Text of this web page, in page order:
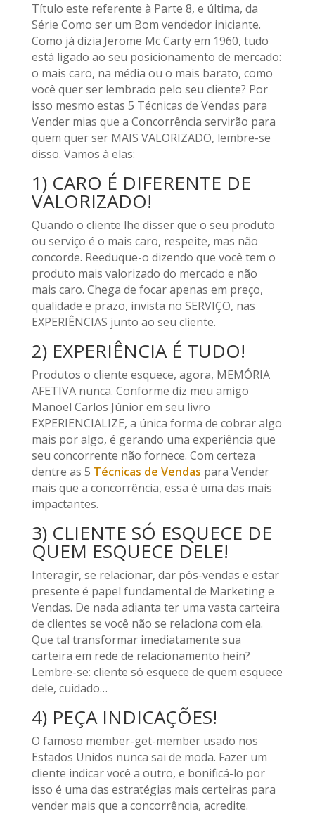
Título este referente à Parte 8, e última, da
Série Como ser um Bom vendedor iniciante.
Como já dizia Jerome Mc Carty em 1960, tudo
está ligado ao seu posicionamento de mercado:
o mais caro, na média ou o mais barato, como
você quer ser lembrado pelo seu cliente? Por
isso mesmo estas 5 Técnicas de Vendas para
Vender mias que a Concorrência servirão para
quem quer ser MAIS VALORIZADO, lembre-se
disso. Vamos à elas:
1) CARO É DIFERENTE DE
VALORIZADO!
Quando o cliente lhe disser que o seu produto
ou serviço é o mais caro, respeite, mas não
concorde. Reeduque-o dizendo que você tem o
produto mais valorizado do mercado e não
mais caro. Chega de focar apenas em preço,
qualidade e prazo, invista no SERVIÇO, nas
EXPERIÊNCIAS junto ao seu cliente.
2) EXPERIÊNCIA É TUDO!
Produtos o cliente esquece, agora, MEMÓRIA
AFETIVA nunca. Conforme diz meu amigo
Manoel Carlos Júnior em seu livro
EXPERIENCIALIZE, a única forma de cobrar algo
mais por algo, é gerando uma experiência que
seu concorrente não fornece. Com certeza
dentre as 5 Técnicas de Vendas para Vender
mais que a concorrência, essa é uma das mais
impactantes.
3) CLIENTE SÓ ESQUECE DE
QUEM ESQUECE DELE!
Interagir, se relacionar, dar pós-vendas e estar
presente é papel fundamental de Marketing e
Vendas. De nada adianta ter uma vasta carteira
de clientes se você não se relaciona com ela.
Que tal transformar imediatamente sua
carteira em rede de relacionamento hein?
Lembre-se: cliente só esquece de quem esquece
dele, cuidado…
4) PEÇA INDICAÇÕES!
O famoso member-get-member usado nos
Estados Unidos nunca sai de moda. Fazer um
cliente indicar você a outro, e bonificá-lo por
isso é uma das estratégias mais certeiras para
vender mais que a concorrência, acredite.